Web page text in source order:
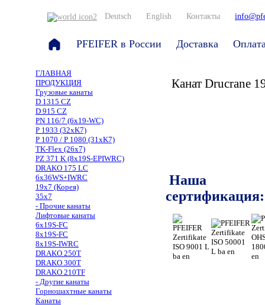
Deutsch English Контакты
PFEIFER в России Доставка
ГЛАВНАЯ
ПРОДУКЦИЯ
Грузовые канаты
D 1315 CZ
D 915 CZ
PN 116/7 (6x19-WC)
P 1933 (32xK7)
P 1070 / P 1080 (31xK7)
TK-Flex (26x7)
PZ 371 K (8x19S-EPIWRC)
DRAKO 175 LC
6x36WS+IWRC
19x7 (Корея)
35x7
- Прочие канаты
Лифтовые канаты
6x19S-FC
8x19S-FC
8x19S-IWRC
DRAKO 250T
DRAKO 300T
DRAKO 210TF
- Другие канаты
Горношахтные канаты
Канаты
Канат Drucrane
Наша
сертификация: